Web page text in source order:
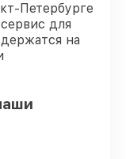
Петербурге
для
на